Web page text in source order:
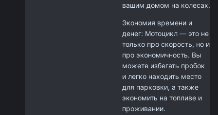
вашим домом на колесах.
Экономия времени и
денег: Мотоцикл — это не
только про скорость, но и
про экономичность. Вы
можете избегать пробок
и легко находить место
для парковки, а также
экономить на топливе и
проживании.